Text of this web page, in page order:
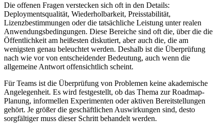
Die offenen Fragen verstecken sich oft in den Details:
Deploymentsqualität, Wiederholbarkeit, Preisstabilität,
Lizenzbestimmungen oder die tatsächliche Leistung unter realen
Anwendungsbedingungen. Diese Bereiche sind oft die, über die die
Öffentlichkeit am heißesten diskutiert, aber auch die, die am
wenigsten genau beleuchtet werden. Deshalb ist die Überprüfung
nach wie vor von entscheidender Bedeutung, auch wenn die
allgemeine Antwort offensichtlich scheint.
Für Teams ist die Überprüfung von Problemen keine akademische
Angelegenheit. Es wird festgestellt, ob das Thema zur Roadmap-
Planung, informellen Experimenten oder aktiven Bereitstellungen
gehört. Je größer die geschäftlichen Auswirkungen sind, desto
sorgfältiger muss dieser Schritt behandelt werden.